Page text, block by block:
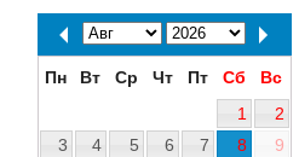
Пн Вт Ср Чт Пт Сб
Вс
1
2
3
4 5 6 7 8
9